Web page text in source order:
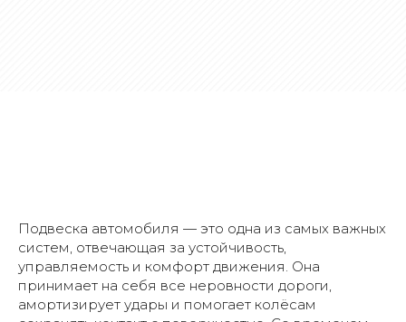
Подвеска автомобиля — это одна из самых важных
систем, отвечающая за устойчивость,
управляемость и комфорт движения. Она
принимает на себя все неровности дороги,
амортизирует удары и помогает колёсам
Когда нужен ремонт
подвески